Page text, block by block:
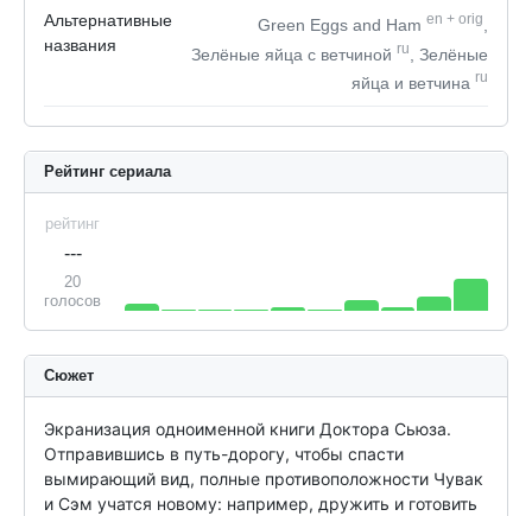
Альтернативные
названия
Green Eggs and Ham en + orig
Зелёные яйца с ветчиной ru
, Зелёные
яйца и ветчина ru
Рейтинг сериала
рейтинг
---
20
голосов
Сюжет
Экранизация одноименной книги Доктора Сьюза.
Отправившись в путь-дорогу, чтобы спасти
вымирающий вид, полные противоположности Чувак
и Сэм учатся новому: например, дружить и готовить